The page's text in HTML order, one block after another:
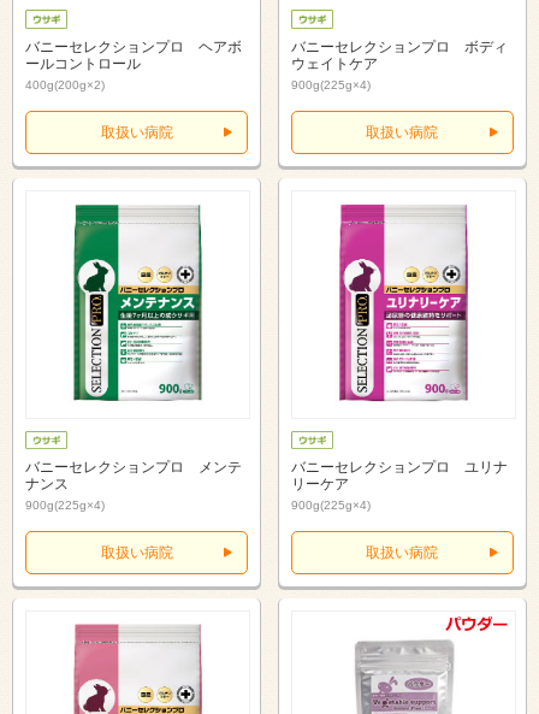
バニーセレクションプロ ヘアボ
ールコントロール
400g(200g×2)
取扱い病院
バニーセレクションプロ ボディ
ウェイトケア
900g(225g×4)
取扱い病院
バニーセレクションプロ メンテ
ナンス
900g(225g×4)
取扱い病院
バニーセレクションプロ ユリナ
リーケア
900g(225g×4)
取扱い病院